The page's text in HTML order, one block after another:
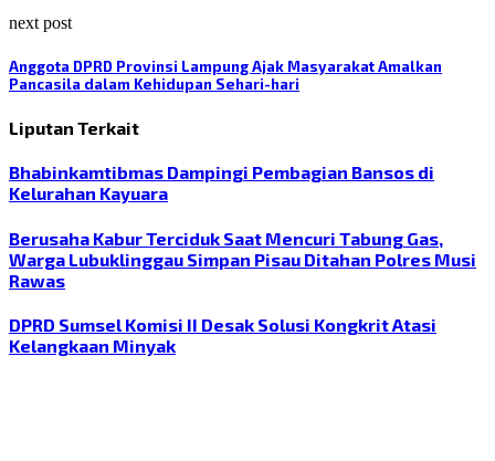
next post
Anggota DPRD Provinsi Lampung Ajak Masyarakat Amalkan
Pancasila dalam Kehidupan Sehari-hari
Liputan Terkait
Bhabinkamtibmas Dampingi Pembagian Bansos di
Kelurahan Kayuara
Berusaha Kabur Terciduk Saat Mencuri Tabung Gas,
Warga Lubuklinggau Simpan Pisau Ditahan Polres Musi
Rawas
DPRD Sumsel Komisi II Desak Solusi Kongkrit Atasi
Kelangkaan Minyak